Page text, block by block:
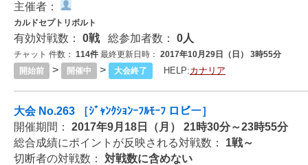
主催者：
カルドセプトリボルト
有効対戦数： 0戦総参加者数： 0人
チャット 件数： 114件 最終更新日時： 2017年10月29日（日） 3時55分
開始前
> 開催中 > 大会終了 HELP:カナリア
大会 No.263 ［ｼﾞｬﾝｸｼｮﾝｰﾌﾙﾓｰﾌ ロビー］
開催期間： 2017年9月18日（月） 21時30分～23時55分
総合成績にポイントが反映される対戦数： 1戦～
切断者の対戦数： 対戦数に含めない